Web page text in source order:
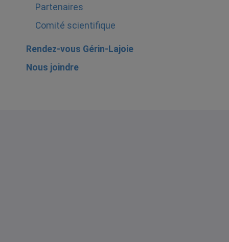
Partenaires
Comité scientifique
Rendez-vous Gérin-Lajoie
Nous joindre